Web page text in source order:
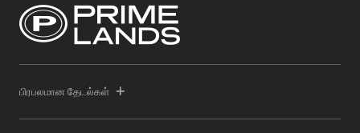
பிரபலமான தேடல்கள்